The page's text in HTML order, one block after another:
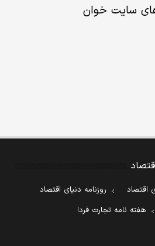
سایت خوان
اقتصاد
روزنامه دنیای اقتصاد
هفته نامه تجارت فردا